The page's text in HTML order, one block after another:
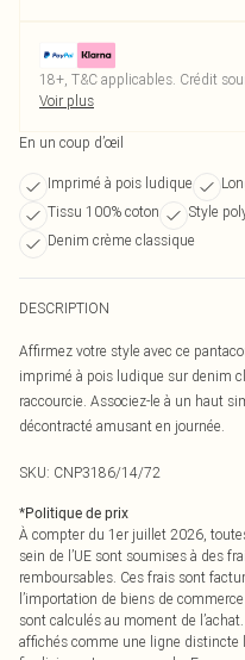
18+, T&C applicables. Crédit
Voir plus
En un coup d’œil
Imprimé à pois ludique
Tissu 100% coton
Style
Denim crème classique
DESCRIPTION
Affirmez votre style avec ce
imprimé à pois ludique sur denim
raccourcie. Associez-le à un haut
décontracté amusant en journée.
SKU: CNP3186/14/72
*Politique de prix
À compter du 1er juillet 2026,
sein de l’UE sont soumises à des
remboursables. Ces frais sont
l’importation de biens de
sont calculés au moment de
affichés comme une ligne distincte